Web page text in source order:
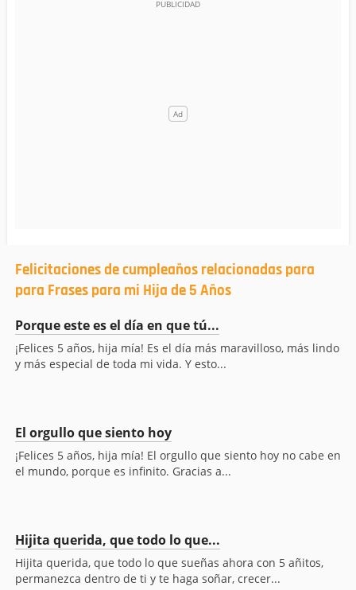
Felicitaciones de cumpleaños relacionadas para
para Frases para mi Hija de 5 Años
Porque este es el día en que tú...
¡Felices 5 años, hija mía! Es el día más maravilloso, más lindo
y más especial de toda mi vida. Y esto...
El orgullo que siento hoy
¡Felices 5 años, hija mía! El orgullo que siento hoy no cabe en
el mundo, porque es infinito. Gracias a...
Hijita querida, que todo lo que...
Hijita querida, que todo lo que sueñas ahora con 5 añitos,
permanezca dentro de ti y te haga soñar, crecer...